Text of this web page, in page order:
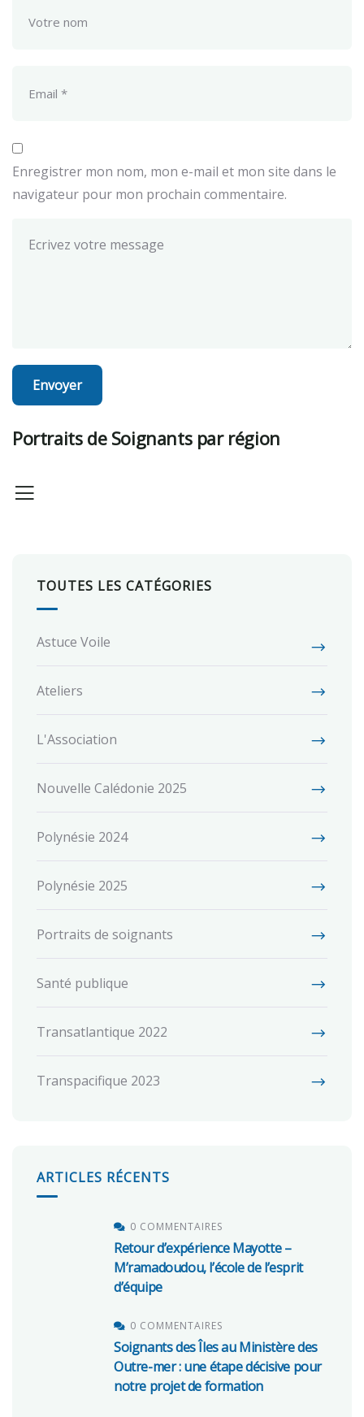
Enregistrer mon nom, mon e-mail et mon site dans le
navigateur pour mon prochain commentaire.
Portraits de Soignants par région
TOUTES LES CATÉGORIES
Astuce Voile
Ateliers
L'Association
Nouvelle Calédonie 2025
Polynésie 2024
Polynésie 2025
Portraits de soignants
Santé publique
Transatlantique 2022
Transpacifique 2023
ARTICLES RÉCENTS
0 COMMENTAIRES
Retour d’expérience Mayotte –
M’ramadoudou, l’école de l’esprit
d’équipe
0 COMMENTAIRES
Soignants des Îles au Ministère des
Outre-mer : une étape décisive pour
notre projet de formation